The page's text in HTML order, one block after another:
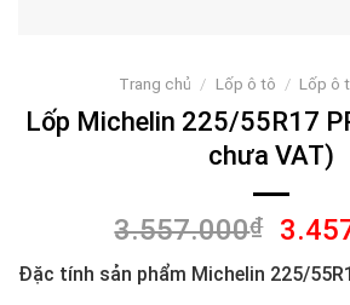
Trang chủ / Lốp ô tô / Lốp ô
Lốp Michelin 225/55R17
chưa VAT)
3.557.000₫
Giá
gốc
là:
Đặc tính sản phẩm Michelin 225/